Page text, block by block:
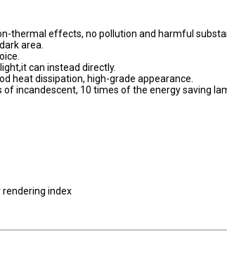
thermal effects, no pollution and harmful
area.
can instead directly.
heat dissipation, high-grade appearance.
incandescent, 10 times of the energy saving
rendering index